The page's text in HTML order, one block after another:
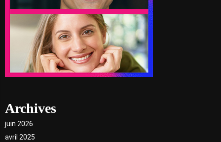
Archives
juin 2026
avril 2025